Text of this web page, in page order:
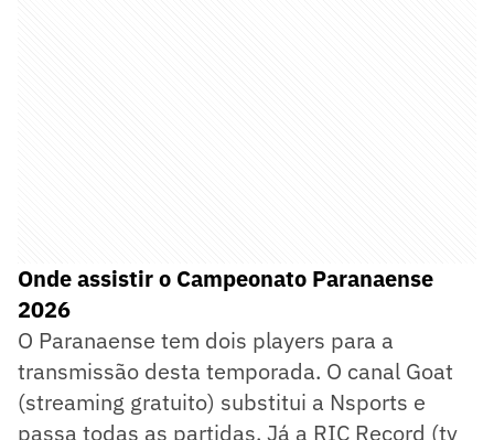
Onde assistir o Campeonato Paranaense
2026
O Paranaense tem dois players para a
transmissão desta temporada. O canal Goat
(streaming gratuito) substitui a Nsports e
passa todas as partidas. Já a RIC Record (tv